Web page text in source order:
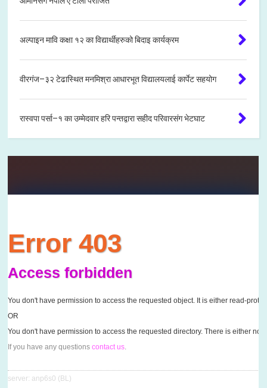
अल्पाइन मावि कक्षा १२ का विद्यार्थीहरुको बिदाइ कार्यक्रम
वीरगंज–३२ टेढास्थित मनमिश्रा आधारभूत विद्यालयलाई कार्पेट सहयोग
रास्वपा पर्सा–१ का उम्मेदवार हरि पन्तद्वारा सहीद परिवारसंग भेटघाट